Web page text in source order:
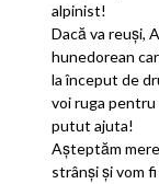
alpinist!
Dacă va reuși,
hunedorean
la început de
voi ruga pentru
putut ajuta!
Așteptăm
strânși și vom